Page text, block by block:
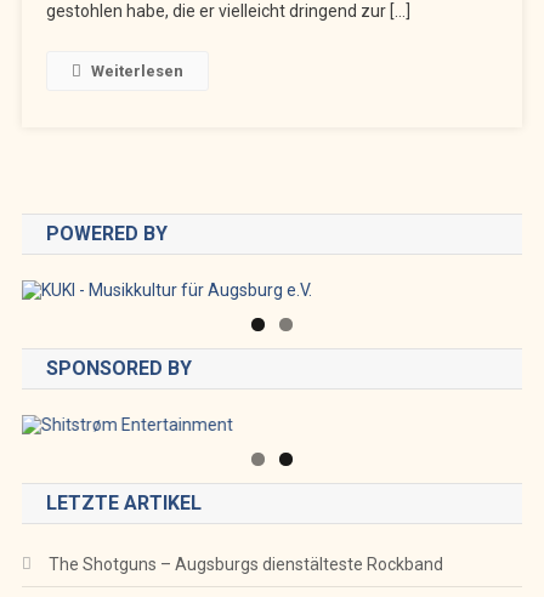
gestohlen habe, die er vielleicht dringend zur […]
Weiterlesen
POWERED BY
SPONSORED BY
LETZTE ARTIKEL
The Shotguns – Augsburgs dienstälteste Rockband